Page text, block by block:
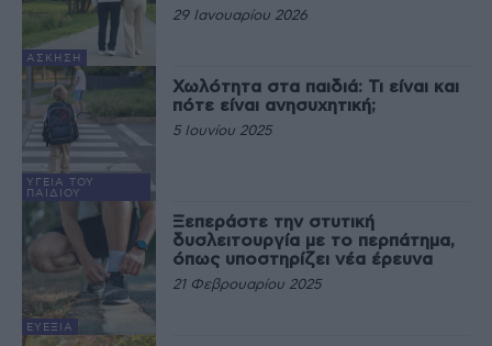
ΆΣΚΗΣΗ
29 Ιανουαρίου 2026
ΥΓΕΊΑ ΤΟΥ
ΠΑΙΔΙΟΎ
Χωλότητα στα παιδιά: Τι είναι και
πότε είναι ανησυχητική;
5 Ιουνίου 2025
ΕΥΕΞΊΑ
Ξεπεράστε την στυτική
δυσλειτουργία με το περπάτημα,
όπως υποστηρίζει νέα έρευνα
21 Φεβρουαρίου 2025